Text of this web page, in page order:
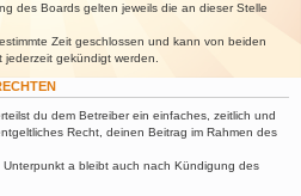
des Boards gelten jeweils die an dieser Stelle
Zeit geschlossen und kann von beiden
gekündigt werden.
du dem Betreiber ein einfaches, zeitlich und
Recht, deinen Beitrag im Rahmen des
a bleibt auch nach Kündigung des